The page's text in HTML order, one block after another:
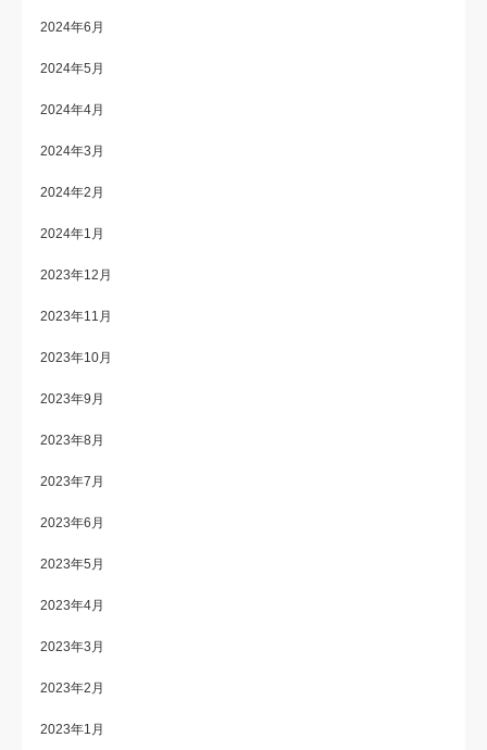
2024年6月
2024年5月
2024年4月
2024年3月
2024年2月
2024年1月
2023年12月
2023年11月
2023年10月
2023年9月
2023年8月
2023年7月
2023年6月
2023年5月
2023年4月
2023年3月
2023年2月
2023年1月